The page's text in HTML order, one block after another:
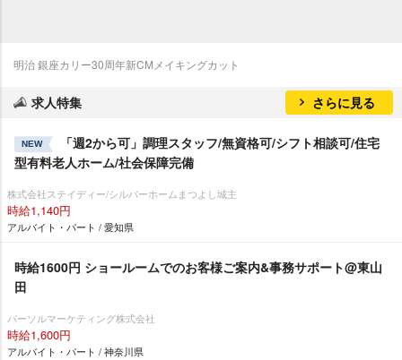
明治 銀座カリー30周年新CMメイキングカット
求人特集 さらに見る
NEW
「週2から可」調理スタッフ/無資格可/シフト相談可/住宅
型有料老人ホーム/社会保障完備
株式会社ステイディー/シルバーホームまつよし城主
時給1,140円
アルバイト・パート / 愛知県
時給1600円 ショールームでのお客様ご案内&事務サポート@東山
田
パーソルマーケティング株式会社
時給1,600円
アルバイト・パート / 神奈川県